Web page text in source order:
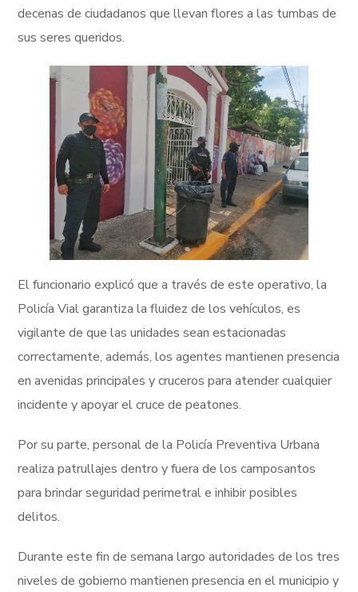
decenas de ciudadanos que llevan flores a las tumbas de
sus seres queridos.
El funcionario explicó que a través de este operativo, la
Policía Vial garantiza la fluidez de los vehículos, es
vigilante de que las unidades sean estacionadas
correctamente, además, los agentes mantienen presencia
en avenidas principales y cruceros para atender cualquier
incidente y apoyar el cruce de peatones.
Por su parte, personal de la Policía Preventiva Urbana
realiza patrullajes dentro y fuera de los camposantos
para brindar seguridad perimetral e inhibir posibles
delitos.
Durante este fin de semana largo autoridades de los tres
niveles de gobierno mantienen presencia en el municipio y